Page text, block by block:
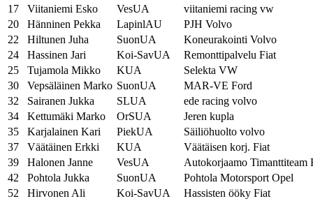
17
Viitaniemi Esko VesUA
viitaniemi racing vw
20
Hänninen Pekka LapinlAU
PJH Volvo
22
Hiltunen Juha SuonUA
Koneurakointi Volvo
24
Hassinen Jari Koi-SavUA
Remonttipalvelu Fiat
25
Tujamola Mikko KUA
Selekta VW
30
Vepsäläinen Marko SuonUA
MAR-VE Ford
32
Sairanen Jukka SLUA
ede racing volvo
34
Kettumäki Marko OrSUA
Jeren kupla
35
Karjalainen Kari PiekUA
Säiliöhuolto volvo
37
Väätäinen Erkki KUA
Väätäisen korj. Fiat
39
Halonen Janne VesUA
Autokorjaamo Timanttiteam
42
Pohtola Jukka SuonUA
Pohtola Motorsport Opel
52
Hirvonen Ali Koi-SavUA
Hassisten ööky Fiat